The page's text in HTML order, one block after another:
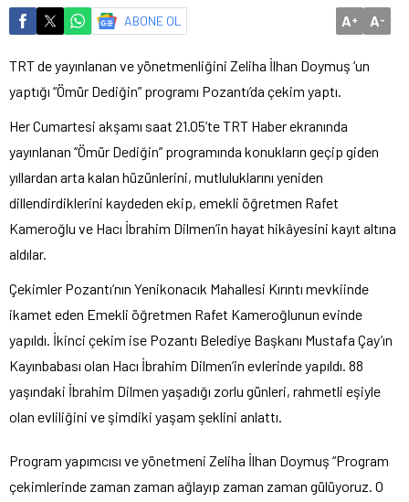
ABONE OL A+ A-
TRT de yayınlanan ve yönetmenliğini Zeliha İlhan Doymuş ‘un
yaptığı “Ömür Dediğin” programı Pozantı’da çekim yaptı.
Her Cumartesi akşamı saat 21.05’te TRT Haber ekranında
yayınlanan “Ömür Dediğin” programında konukların geçip giden
yıllardan arta kalan hüzünlerini, mutluluklarını yeniden
dillendirdiklerini kaydeden ekip, emekli öğretmen Rafet
Kameroğlu ve Hacı İbrahim Dilmen’in hayat hikâyesini kayıt altına
aldılar.
Çekimler Pozantı’nın Yenikonacık Mahallesi Kırıntı mevkiinde
ikamet eden Emekli öğretmen Rafet Kameroğlunun evinde
yapıldı. İkinci çekim ise Pozantı Belediye Başkanı Mustafa Çay’ın
Kayınbabası olan Hacı İbrahim Dilmen’in evlerinde yapıldı. 88
yaşındaki İbrahim Dilmen yaşadığı zorlu günleri, rahmetli eşiyle
olan evliliğini ve şimdiki yaşam şeklini anlattı.
Program yapımcısı ve yönetmeni Zeliha İlhan Doymuş “Program
çekimlerinde zaman zaman ağlayıp zaman zaman gülüyoruz. O